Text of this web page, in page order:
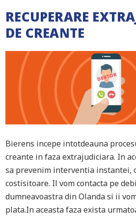
RECUPERARE
DE CREANTE
Bierens incepe intotdeauna
creante in faza extrajudiciara. In
sa prevenim interventia instantei,
costisitoare. Il vom contacta pe
dumneavoastra din Olanda si ii
plata.In aceasta faza exista